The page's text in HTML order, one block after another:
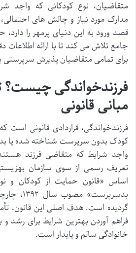
متقاضیان، نوع کودکانی که واجد
مدارک مورد نیاز و چالش های
قصد ورود به این دنیای پرمهر را
جامع تلاش می کند تا با ارائه اطلاعات
برای تمامی متقاضیان پذیرش سرپرستی
فرزندخواندگی چیست؟
مبانی قانونی
فرزندخواندگی، قراردادی قانونی
کودک بدون سرپرست شناخته شده یا
واجد شرایط که متقاضی فرزند
تعریف رسمی از سوی سازمان
اساس «قانون حمایت از کودکان و
گردیده است. هدف اصلی این قانون،
فراهم آوردن بهترین شرایط برای رشد
خانوادگی سالم و پایدار است.